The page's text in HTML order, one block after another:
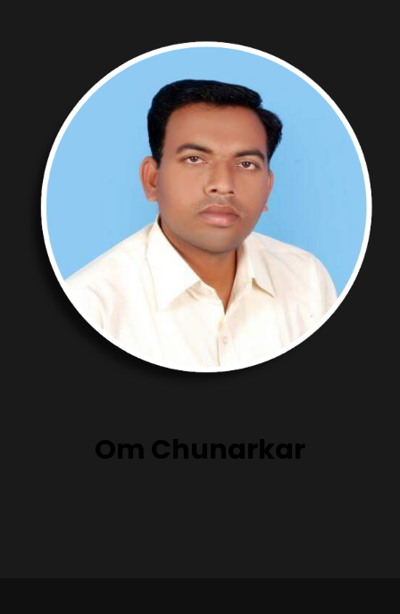
Om Chunarkar